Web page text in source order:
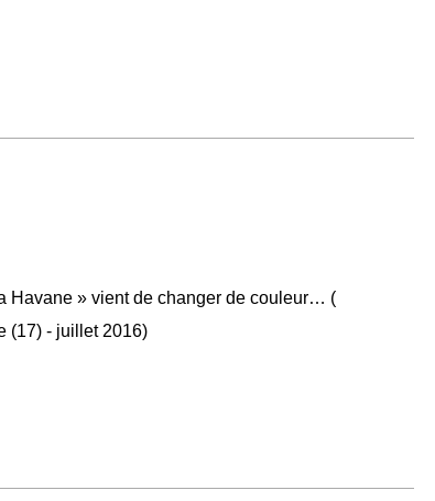
Havane » vient de changer de couleur… (
(17) - juillet 2016)